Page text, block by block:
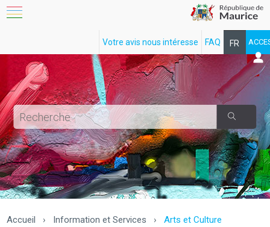
FR
EN
FAQ
Votre avis nous intéresse
Accueil › Information et Services › Arts et Culture